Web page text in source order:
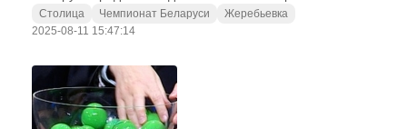
Столица Чемпионат Беларуси
Жеребьевка
2025-08-11 15:47:14